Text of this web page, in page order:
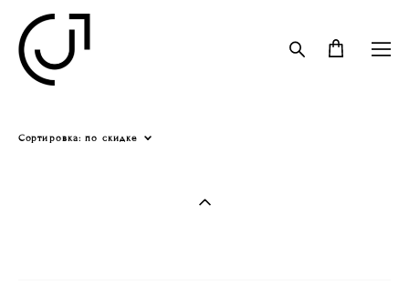
Сортировка: по скидке